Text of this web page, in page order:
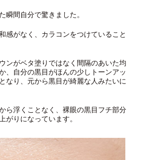
瞬間自分で驚きました。
感がなく、カラコンをつけていること
ンがベタ塗りではなく間隔のあいた均
、自分の黒目がほんの少しトーンアッ
なり、元から黒目が綺麗な人みたいに
ら浮くことなく、裸眼の黒目フチ部分
がりになっています。